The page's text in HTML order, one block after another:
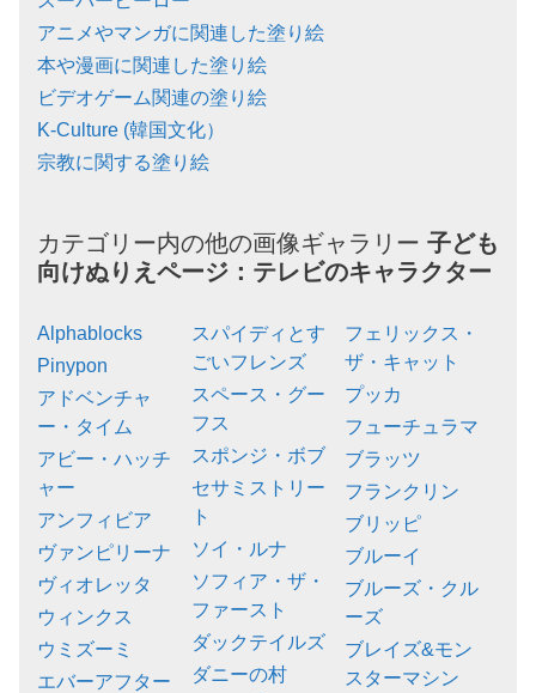
アニメやマンガに関連した塗り絵
本や漫画に関連した塗り絵
ビデオゲーム関連の塗り絵
K-Culture (韓国文化）
宗教に関する塗り絵
カテゴリー内の他の画像ギャラリー 子ども
向けぬりえページ： テレビのキャラクター
Alphablocks
Pinypon
アドベンチャ
ー・タイム
アビー・ハッチ
ャー
アンフィビア
ヴァンピリーナ
ヴィオレッタ
ウィンクス
ウミズーミ
エバーアフター
スパイディとす
ごいフレンズ
スペース・グー
フス
スポンジ・ボブ
セサミストリー
ト
ソイ・ルナ
ソフィア・ザ・
ファースト
ダックテイルズ
ダニーの村
フェリックス・
ザ・キャット
プッカ
フューチュラマ
ブラッツ
フランクリン
ブリッピ
ブルーイ
ブルーズ・クル
ーズ
ブレイズ&モン
スターマシン